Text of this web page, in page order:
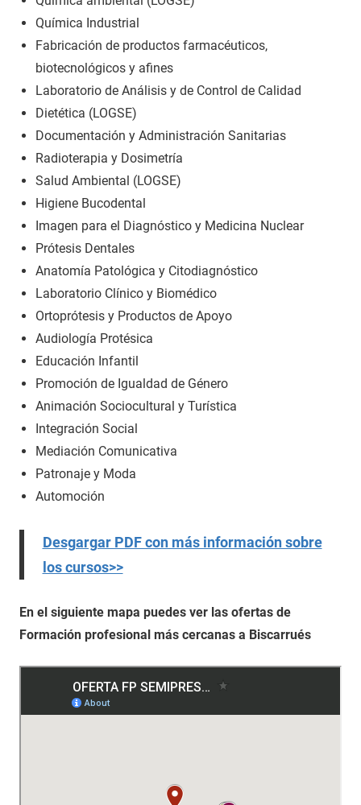
Química Industrial
Fabricación de productos farmacéuticos,
biotecnológicos y afines
Laboratorio de Análisis y de Control de Calidad
Dietética (LOGSE)
Documentación y Administración Sanitarias
Radioterapia y Dosimetría
Salud Ambiental (LOGSE)
Higiene Bucodental
Imagen para el Diagnóstico y Medicina Nuclear
Prótesis Dentales
Anatomía Patológica y Citodiagnóstico
Laboratorio Clínico y Biomédico
Ortoprótesis y Productos de Apoyo
Audiología Protésica
Educación Infantil
Promoción de Igualdad de Género
Animación Sociocultural y Turística
Integración Social
Mediación Comunicativa
Patronaje y Moda
Automoción
Desgargar PDF con más información sobre
los cursos>>
En el siguiente mapa puedes ver las ofertas de
Formación profesional más cercanas a Biscarrués